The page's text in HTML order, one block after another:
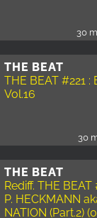
30
THE BEAT
THE BEAT #221 :
Vol.16
30
THE BEAT
Rediff. THE
P. HECKMANN
NATION (Part.2)